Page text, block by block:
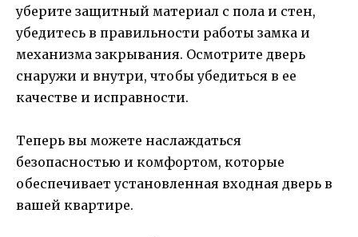
уберите защитный материал с пола и стен,
убедитесь в правильности работы замка и
механизма закрывания. Осмотрите дверь
снаружи и внутри, чтобы убедиться в ее
качестве и исправности.
Теперь вы можете наслаждаться
безопасностью и комфортом, которые
обеспечивает установленная входная дверь в
вашей квартире.